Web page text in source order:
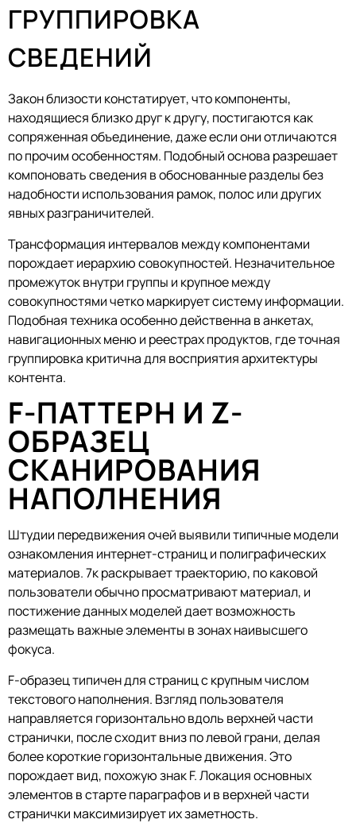
ГРУППИРОВКА
СВЕДЕНИЙ
Закон близости констатирует, что компоненты,
находящиеся близко друг к другу, постигаются как
сопряженная объединение, даже если они отличаются
по прочим особенностям. Подобный основа разрешает
компоновать сведения в обоснованные разделы без
надобности использования рамок, полос или других
явных разграничителей.
Трансформация интервалов между компонентами
порождает иерархию совокупностей. Незначительное
промежуток внутри группы и крупное между
совокупностями четко маркирует систему информации.
Подобная техника особенно действенна в анкетах,
навигационных меню и реестрах продуктов, где точная
группировка критична для восприятия архитектуры
контента.
F-ПАТТЕРН И Z-
ОБРАЗЕЦ
СКАНИРОВАНИЯ
НАПОЛНЕНИЯ
Штудии передвижения очей выявили типичные модели
ознакомления интернет-страниц и полиграфических
материалов. 7к раскрывает траекторию, по каковой
пользователи обычно просматривают материал, и
постижение данных моделей дает возможность
размещать важные элементы в зонах наивысшего
фокуса.
F-образец типичен для страниц с крупным числом
текстового наполнения. Взгляд пользователя
направляется горизонтально вдоль верхней части
странички, после сходит вниз по левой грани, делая
более короткие горизонтальные движения. Это
порождает вид, похожую знак F. Локация основных
элементов в старте параграфов и в верхней части
странички максимизирует их заметность.